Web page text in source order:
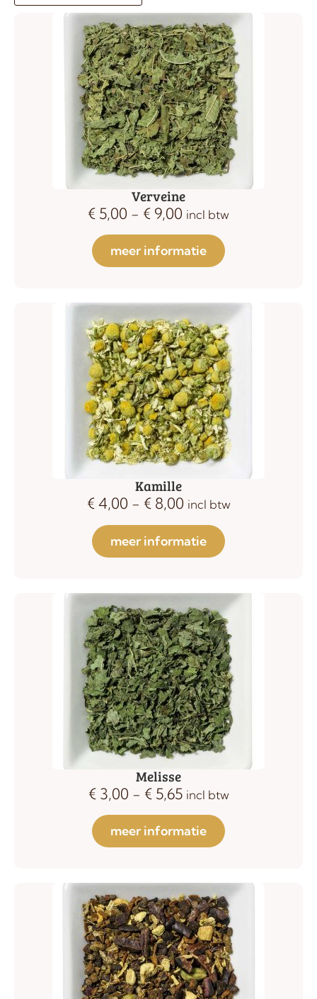
Verveine
€ 5,00 - € 9,00 incl btw
meer informatie
Kamille
€4,00 - €8,00 incl btw
meer informatie
Melisse
€3,00 - €5,65 incl btw
meer informatie